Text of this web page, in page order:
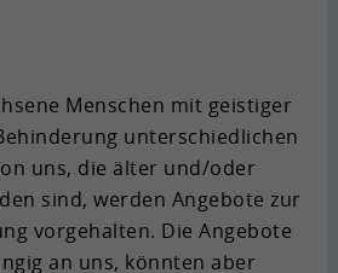
Men­schen mit geis­ti­ger
un­ter­schied­li­chen
uns, die älter und/oder
sind, wer­den An­ge­bo­te zur
vor­ge­hal­ten. Die An­ge­bo­te
an uns, könn­ten aber